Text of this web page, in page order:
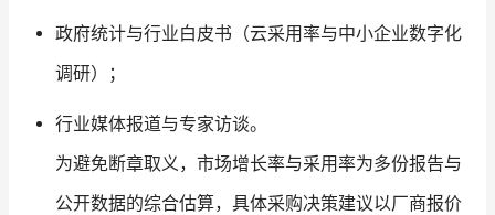
政府统计与行业白皮书（云采用率与中小企业数字化
调研）；
行业媒体报道与专家访谈。
为避免断章取义，市场增长率与采用率为多份报告与
公开数据的综合估算，具体采购决策建议以厂商报价